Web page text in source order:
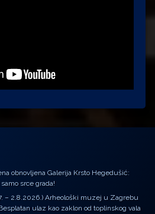
obnovljena Galerija Krsto Hegedušić:
srce grada!
– 2.8.2026.) Arheološki muzej u Zagrebu
ulaz kao zaklon od toplinskog vala